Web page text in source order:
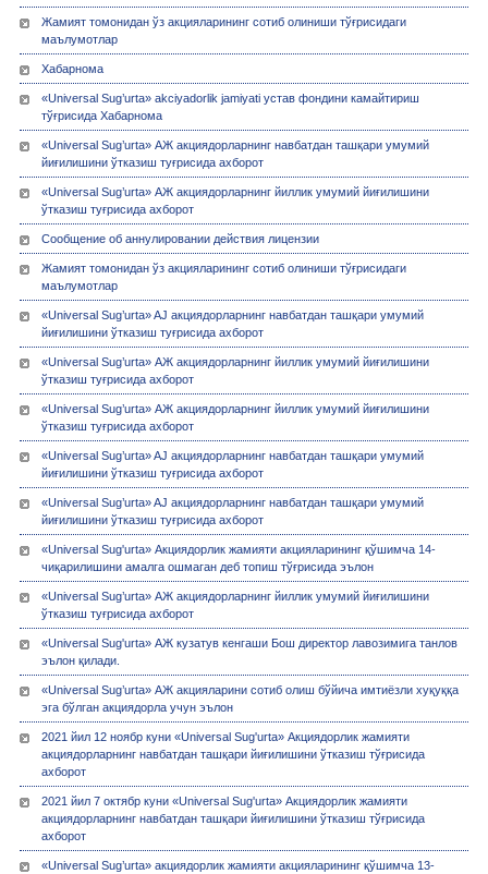
Жамият томонидан ўз акцияларининг сотиб олиниши тўғрисидаги
маълумотлар
Хабарнома
«Universal Sug’urta» akciyadorlik jamiyati устав фондини камайтириш
тўғрисида Хабарнома
«Universal Sug’urta» АЖ акциядорларнинг навбатдан ташқари умумий
йиғилишини ўтказиш туғрисида ахборот
«Universal Sug’urta» АЖ акциядорларнинг йиллик умумий йиғилишини
ўтказиш туғрисида ахборот
Сообщение об аннулировании действия лицензии
Жамият томонидан ўз акцияларининг сотиб олиниши тўғрисидаги
маълумотлар
«Universal Sug’urta» AJ акциядорларнинг навбатдан ташқари умумий
йиғилишини ўтказиш туғрисида ахборот
«Universal Sug’urta» АЖ акциядорларнинг йиллик умумий йиғилишини
ўтказиш туғрисида ахборот
«Universal Sug’urta» АЖ акциядорларнинг йиллик умумий йиғилишини
ўтказиш туғрисида ахборот
«Universal Sug’urta» AJ акциядорларнинг навбатдан ташқари умумий
йиғилишини ўтказиш туғрисида ахборот
«Universal Sug’urta» AJ акциядорларнинг навбатдан ташқари умумий
йиғилишини ўтказиш туғрисида ахборот
«Universal Sug'urta» Акциядорлик жамияти акцияларининг қўшимча 14-
чиқарилишини амалга ошмаган деб топиш тўғрисида эълон
«Universal Sug’urta» АЖ акциядорларнинг йиллик умумий йиғилишини
ўтказиш туғрисида ахборот
«Universal Sug'urta» АЖ кузатув кенгаши Бош директор лавозимига танлов
эълон қилади.
«Universal Sug’urta» АЖ акцияларини сотиб олиш бўйича имтиёзли хуқуққа
эга бўлган акциядорла учун эълон
2021 йил 12 ноябр куни «Universal Sug'urta» Акциядорлик жамияти
акциядорларнинг навбатдан ташқари йиғилишини ўтказиш тўғрисида
ахборот
2021 йил 7 октябр куни «Universal Sug'urta» Акциядорлик жамияти
акциядорларнинг навбатдан ташқари йиғилишини ўтказиш тўғрисида
ахборот
«Universal Sug’urta» акциядорлик жамияти акцияларининг қўшимча 13-